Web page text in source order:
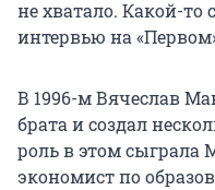
не хватало. Какой-то
интервью на
В 1996-м Вячеслав
брата и создал
роль в этом
экономист по